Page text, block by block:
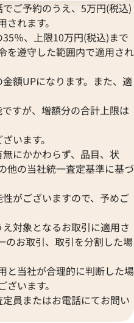
ご予約のうえ、5万円(税込)
れます。
％、上限10万円(税込)まで
を遵守した範囲内で適用され
額UPになります。また、適
すが、増額分の合計上限は
います。
にかかわらず、品目、状
他の当社統一査定基準に基づ
がございますので、予めご
対象となるお取引に適用さ
のお取引、取引を分割した場
と当社が合理的に判断した場
います。
員またはお電話にてお問い